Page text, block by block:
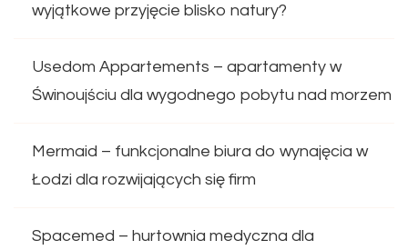
wyjątkowe przyjęcie blisko natury?
Usedom Appartements – apartamenty w
Świnoujściu dla wygodnego pobytu nad morzem
Mermaid – funkcjonalne biura do wynajęcia w
Łodzi dla rozwijających się firm
Spacemed – hurtownia medyczna dla